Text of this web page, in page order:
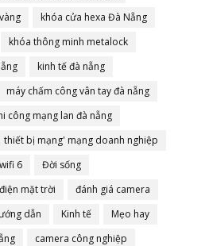
khóa cửa hexa Đà Nẵng
khóa thông minh metalock
kinh tế đà nẵng
máy chấm công vân tay đà nẵng
công mạng lan đà nẵng
thiết bị mạng' mạng doanh nghiệp
wifi 6
Đời sống
điện mặt trời
đánh giá camera
dẫn Kinh tế
Mẹo hay
camera công nghiệp